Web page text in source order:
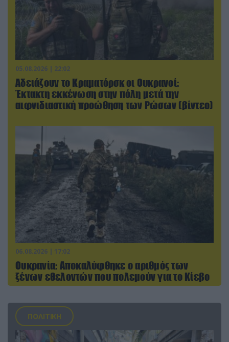
05.08.2026 | 22:02
Αδειάζουν το Κραματόρσκ οι Ουκρανοί:
Έκτακτη εκκένωση στην πόλη μετά την
αιφνιδιαστική προώθηση των Ρώσων (βίντεο)
06.08.2026 | 17:02
Ουκρανία: Αποκαλύφθηκε ο αριθμός των
ξένων εθελοντών που πολεμούν για το Κίεβο
ΠΟΛΙΤΙΚΗ